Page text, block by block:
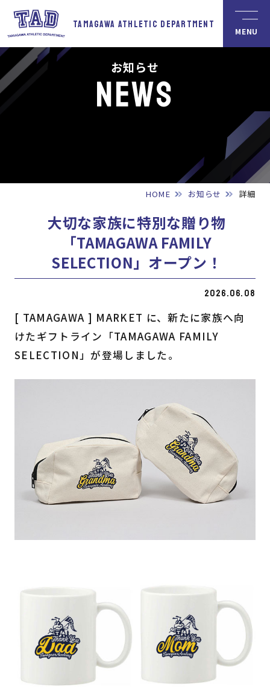
TAMAGAWA ATHLETIC DEPARTMENT
お知らせ
NEWS
HOME お知らせ 詳細
大切な家族に特別な贈り物
「TAMAGAWA FAMILY
SELECTION」オープン！
2026.06.08
[ TAMAGAWA ] MARKET に、新たに家族へ向
けたギフトライン「TAMAGAWA FAMILY
SELECTION」が登場しました。